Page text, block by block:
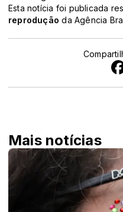
Esta notícia foi publicada
reprodução da Agência
Mais notícias